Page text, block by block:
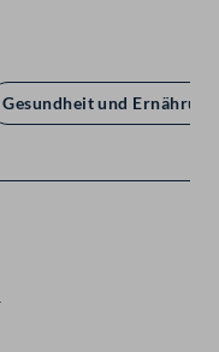
Gesundheit und Ernährung